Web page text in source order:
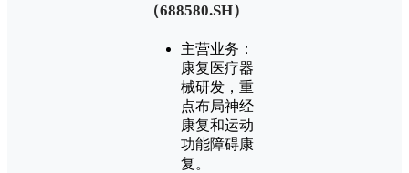
（688580.SH）‌
‌主营业务‌：
康复医疗器
械研发，重
点布局神经
康复和运动
功能障碍康
复‌。